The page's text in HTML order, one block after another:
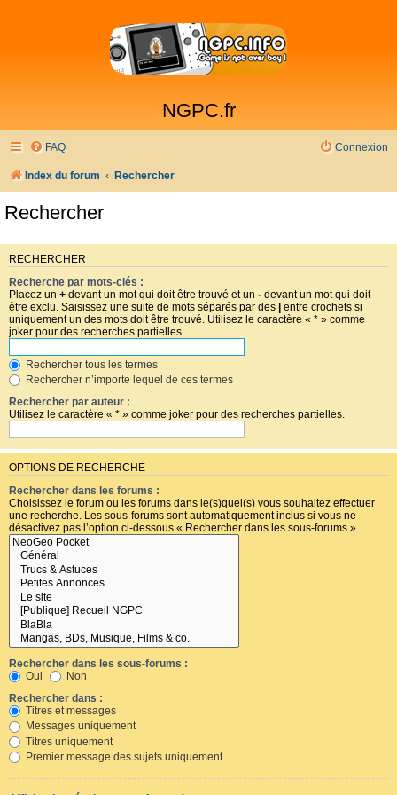
NGPC.fr
FAQ Connexion
Index du forum Rechercher
Rechercher
RECHERCHER
Recherche par mots-clés :
Placez un + devant un mot qui doit être trouvé et un - devant un mot qui doit
être exclu. Saisissez une suite de mots séparés par des | entre crochets si
uniquement un des mots doit être trouvé. Utilisez le caractère « * » comme
joker pour des recherches partielles.
Rechercher tous les termes
Rechercher n’importe lequel de ces termes
Rechercher par auteur :
Utilisez le caractère « * » comme joker pour des recherches partielles.
OPTIONS DE RECHERCHE
Rechercher dans les forums :
Choisissez le forum ou les forums dans le(s)quel(s) vous souhaitez effectuer
une recherche. Les sous-forums sont automatiquement inclus si vous ne
désactivez pas l’option ci-dessous « Rechercher dans les sous-forums ».
Rechercher dans les sous-forums :
Oui
Non
Rechercher dans :
Titres et messages
Messages uniquement
Titres uniquement
Premier message des sujets uniquement